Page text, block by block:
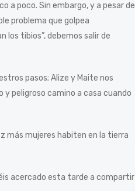
a poco. Sin embargo, y a pesar de
problema que golpea
los tibios”, debemos salir de
pasos; Alize y Maite nos
y peligroso camino a casa cuando
más mujeres habiten en la tierra
acercado esta tarde a compartir